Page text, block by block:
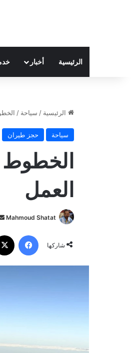
الرئيسية أخبار
الرئيسية / سياحة /
سياحة حجز طيران
الخطوط
العمل
Mahmoud Shatat
شاركها